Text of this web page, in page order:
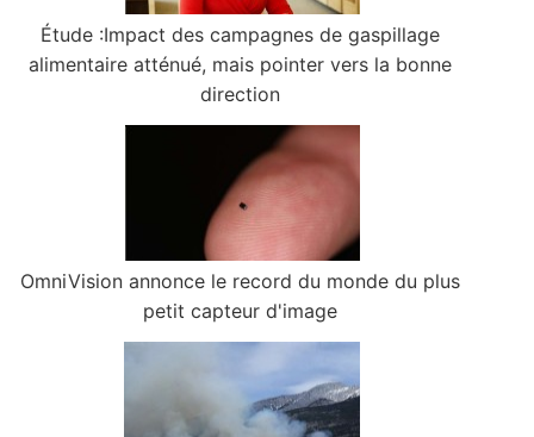
Étude :Impact des campagnes de gaspillage
alimentaire atténué, mais pointer vers la bonne
direction
OmniVision annonce le record du monde du plus
petit capteur d'image